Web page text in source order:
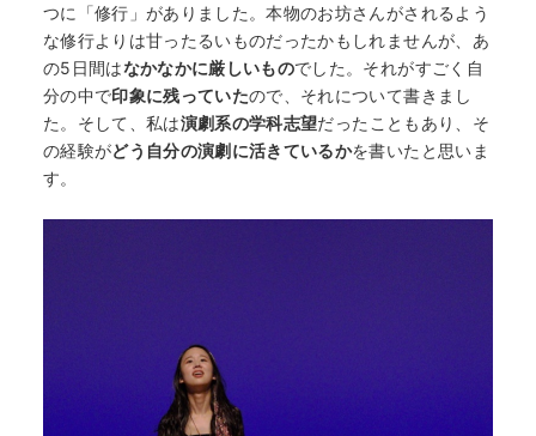
つに「修行」がありました。本物のお坊さんがされるよう
な修行よりは甘ったるいものだったかもしれませんが、あ
の5日間はなかなかに厳しいものでした。それがすごく自
分の中で印象に残っていたので、それについて書きまし
た。そして、私は演劇系の学科志望だったこともあり、そ
の経験がどう自分の演劇に活きているかを書いたと思いま
す。